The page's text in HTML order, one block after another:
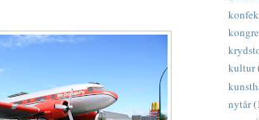
kultur
nytår